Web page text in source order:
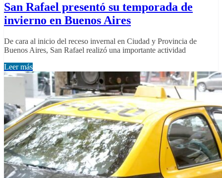
San Rafael presentó su temporada de
invierno en Buenos Aires
De cara al inicio del receso invernal en Ciudad y Provincia de
Buenos Aires, San Rafael realizó una importante actividad
Leer más